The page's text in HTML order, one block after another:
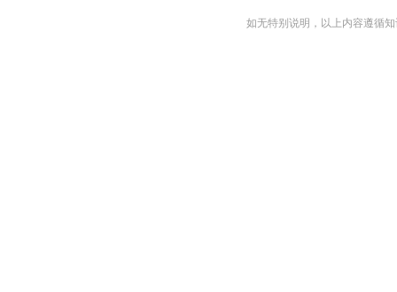
如无特别说明，以上内容遵循